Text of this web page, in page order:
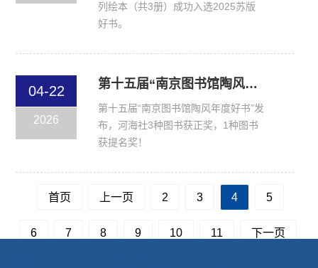
列绘本（共3册）成功入选2025苏版
好书。
04-22
2026
第十五届“南京图书馆陶风年度好书”发布
第十五届“南京图书馆陶风年度好书”发
布，河海社3种图书获正奖，1种图书
获提名奖！
首页 上一页 2 3 4 5
6 7 8 9 10 11 下一页